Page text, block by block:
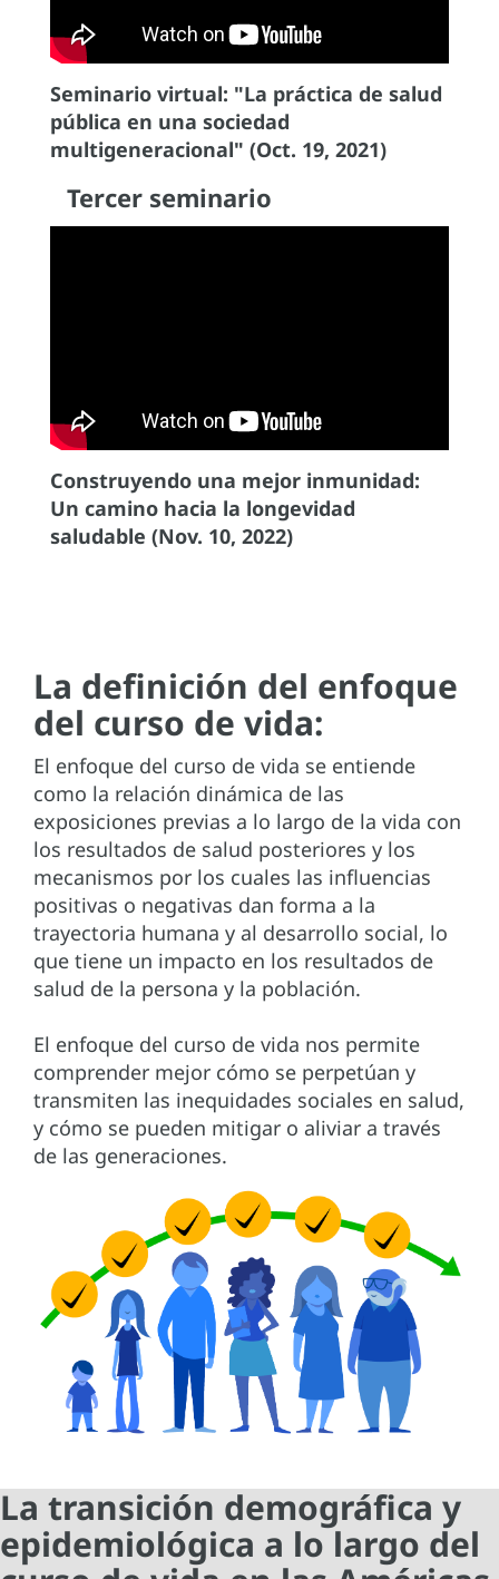
Seminario virtual: "La práctica de salud
pública en una sociedad
multigeneracional" (Oct. 19, 2021)
Tercer seminario
Construyendo una mejor inmunidad:
Un camino hacia la longevidad
saludable (Nov. 10, 2022)
La definición del enfoque
del curso de vida:
El enfoque del curso de vida se entiende
como la relación dinámica de las
exposiciones previas a lo largo de la vida con
los resultados de salud posteriores y los
mecanismos por los cuales las influencias
positivas o negativas dan forma a la
trayectoria humana y al desarrollo social, lo
que tiene un impacto en los resultados de
salud de la persona y la población.
El enfoque del curso de vida nos permite
comprender mejor cómo se perpetúan y
transmiten las inequidades sociales en salud,
y cómo se pueden mitigar o aliviar a través
de las generaciones.
La transición demográfica y
epidemiológica a lo largo del